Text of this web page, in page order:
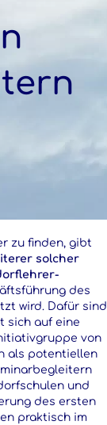
zu finden, gibt
solcher
des
wird. Dafür sind
sich auf eine
von
als potentiellen
und
des ersten
praktisch im